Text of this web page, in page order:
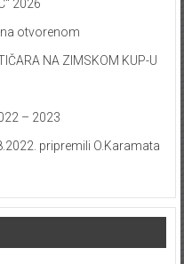
2026
na otvorenom
NA ZIMSKOM KUP-U
– 2023
pripremili O.Karamata